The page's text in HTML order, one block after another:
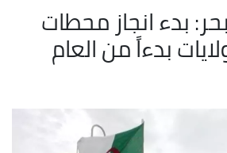
بدء انجاز محطات
في 6 ولايات بدءاً من العام